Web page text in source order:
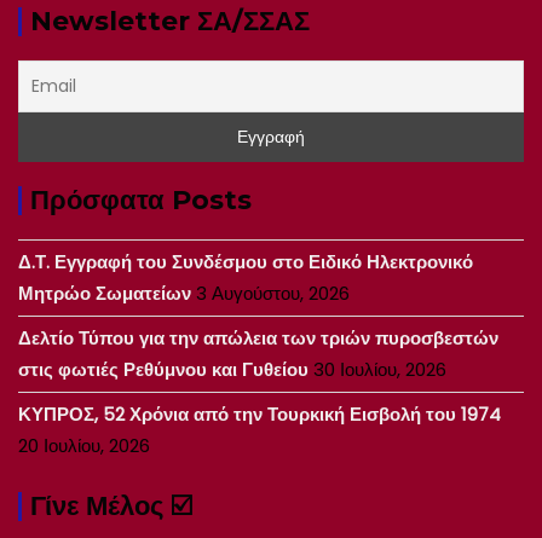
Newsletter ΣΑ/ΣΣΑΣ
Πρόσφατα Posts
Δ.Τ. Εγγραφή του Συνδέσμου στο Ειδικό Ηλεκτρονικό
Μητρώο Σωματείων3 Αυγούστου, 2026
Δελτίο Τύπου για την απώλεια των τριών πυροσβεστών
στις φωτιές Ρεθύμνου και Γυθείου 30 Ιουλίου, 2026
ΚΥΠΡΟΣ, 52 Χρόνια από την Τουρκική Εισβολή του 1974
20 Ιουλίου, 2026
Γίνε Μέλος ☑️